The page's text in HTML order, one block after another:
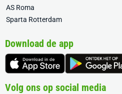
AS Roma
Sparta Rotterdam
Download de app
Volg ons op social media